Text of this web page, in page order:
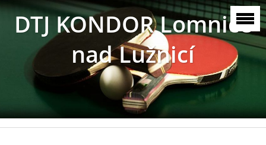
DTJ KONDOR Lomnice
nad Lužnicí